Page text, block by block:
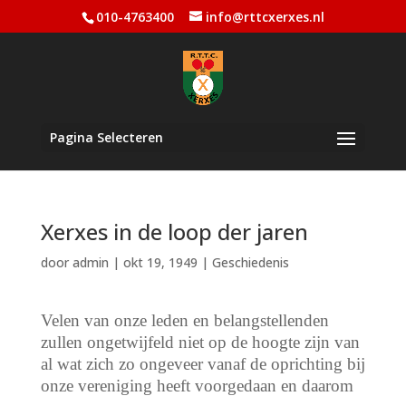
010-4763400 info@rttcxerxes.nl
Pagina Selecteren
Xerxes in de loop der jaren
door admin | okt 19, 1949 | Geschiedenis
Velen van onze leden en belangstellenden
zullen ongetwijfeld niet op de hoogte zijn van
al wat zich zo ongeveer vanaf de oprichting bij
onze vereniging heeft voorgedaan en daarom